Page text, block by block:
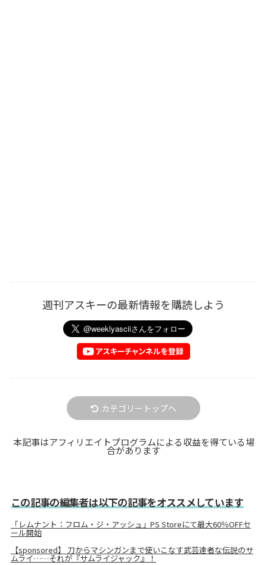
週刊アスキーの最新情報を購読しよう
カテゴリートップへ
本記事はアフィリエイトプログラムによる収益を得ている場
合があります
この記事の編集者は以下の記事をオススメしています
「レムナント：フロム・ジ・アッシュ」PS Storeにて最大60％OFFセ
ール開始
【sponsored】 刀からマシンガンまで使いこなす武芸達者な伝説のサ
ムライ……それが『サムライジャック』！